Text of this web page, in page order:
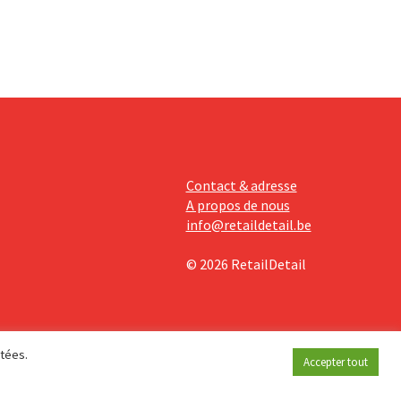
Contact & adresse
A propos de nous
info@retaildetail.be
© 2026 RetailDetail
Accepter tout